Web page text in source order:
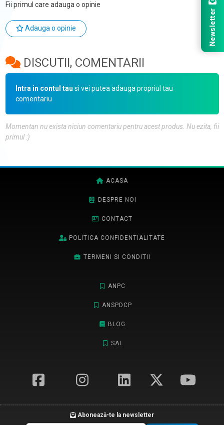
Fii primul care adauga o opinie
Adauga o opinie
DISCUTII, COMENTARII
Intra in contul tau si vei putea adauga propriul tau
comentariu
Momentan nu exista niciun comentariu pentru acest produs. Nu ezita, fii
primul :)
ACASA
DESPRE NOI
CONTACT
POLITICA CONFIDENTIALITATE
TERMENI SI CONDITII
ANPC
ANSPDCP
BLOG
SAL
Abonează-te la newsletter
Newsletter